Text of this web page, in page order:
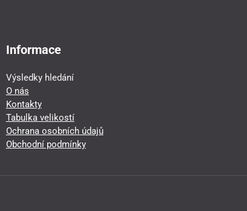
Informace
Výsledky hledání
O nás
Kontakty
Tabulka velikostí
Ochrana osobních údajů
Obchodní podmínky